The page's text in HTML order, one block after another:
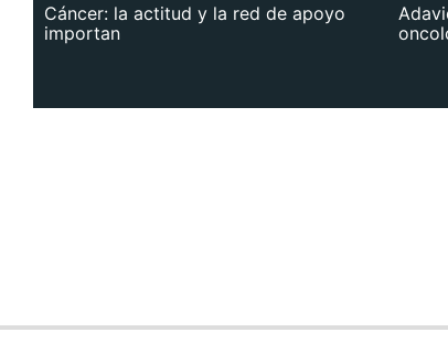
Cáncer: la actitud y la red de apoyo
importan